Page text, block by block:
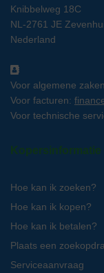
Knibbelweg 18C
NL-2761 JE
Nederland
Voor algemene
Voor facturen:
Voor technische
Kopersinformatie
Hoe kan ik zoeken?
Hoe kan ik kopen?
Hoe kan ik betalen?
Plaats een
Serviceaanvraag